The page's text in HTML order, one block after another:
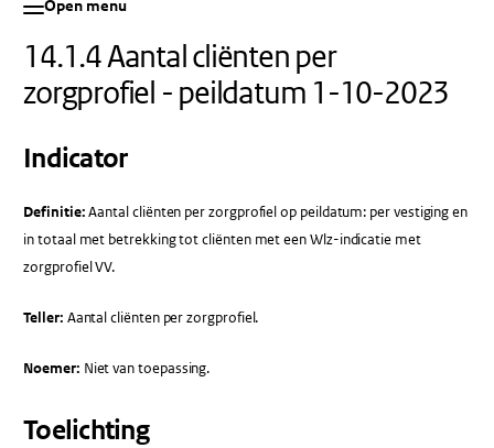
Open menu
14.1.4 Aantal cliënten per
zorgprofiel - peildatum 1-10-2023
Indicator
Definitie:Aantal cliënten per zorgprofiel op peildatum: per vestiging en
in totaal met betrekking tot cliënten met een Wlz-indicatie met
zorgprofiel VV.
Teller: Aantal cliënten per zorgprofiel.
Noemer: Niet van toepassing.
Toelichting